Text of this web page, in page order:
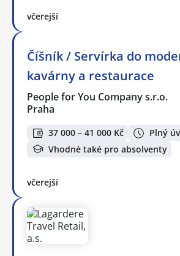
včerejší
Číšník / Servírka do
kavárny a restaurace
People for You Company s.r.o.
Praha
37 000 – 41 000 Kč
Plný
Vhodné také pro absolventy
včerejší